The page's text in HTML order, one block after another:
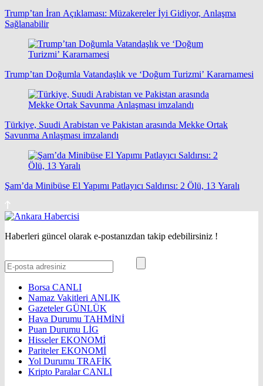
Trump’tan İran Açıklaması: Müzakereler İyi Gidiyor, Anlaşma
Sağlanabilir
Trump’tan Doğumla Vatandaşlık ve ‘Doğum Turizmi’ Kararnamesi
Türkiye, Suudi Arabistan ve Pakistan arasında Mekke Ortak
Savunma Anlaşması imzalandı
Şam’da Minibüse El Yapımı Patlayıcı Saldırısı: 2 Ölü, 13 Yaralı
Haberleri güncel olarak e-postanızdan takip edebilirsiniz !
Borsa CANLI
Namaz Vakitleri ANLIK
GazetelerGÜNLÜK
Hava Durumu TAHMİNİ
Puan Durumu LİG
HisselerEKONOMİ
ParitelerEKONOMİ
Yol Durumu TRAFİK
Kripto ParalarCANLI